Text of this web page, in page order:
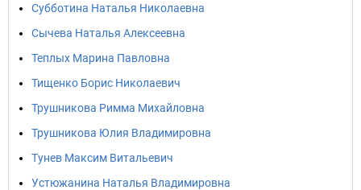
Субботина Наталья Николаевна
Сычева Наталья Алексеевна
Теплых Марина Павловна
Тищенко Борис Николаевич
Трушникова Римма Михайловна
Трушникова Юлия Владимировна
Тунев Максим Витальевич
Устюжанина Наталья Владимировна